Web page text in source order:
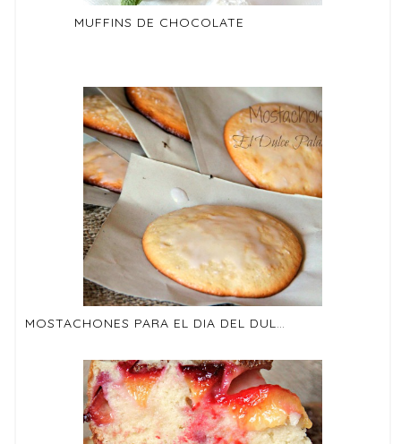
MUFFINS DE CHOCOLATE
MOSTACHONES PARA EL DIA DEL DULCE TYPICAL SPANISH